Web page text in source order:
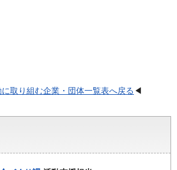
取り組む企業・団体一覧表へ戻る ◀